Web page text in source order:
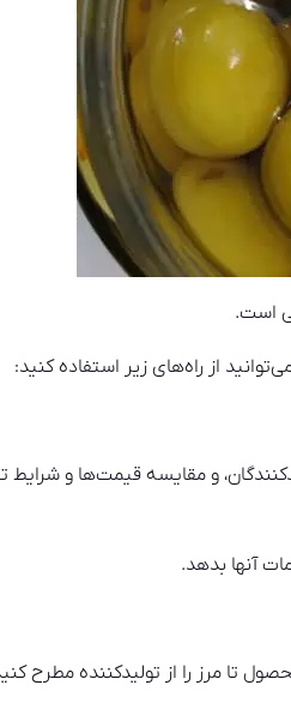
است.
از راه‌های زیر استفاده کنید:
و مقایسه قیمت‌ها و شرایط
آنها بدهد.
تا مرز را از تولیدکننده مطرح